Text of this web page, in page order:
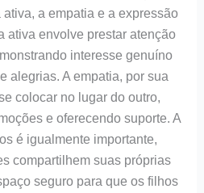
a empatia e a expressão
ativa envolve prestar atenção
interesse genuíno
alegrias. A empatia, por sua
colocar no lugar do outro,
e oferecendo suporte. A
é igualmente importante,
compartilhem suas próprias
seguro para que os filhos